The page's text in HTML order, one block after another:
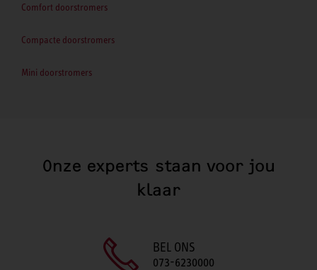
Comfort doorstromers
Compacte doorstromers
Mini doorstromers
Onze experts staan voor jou
klaar
BEL ONS
073-6230000